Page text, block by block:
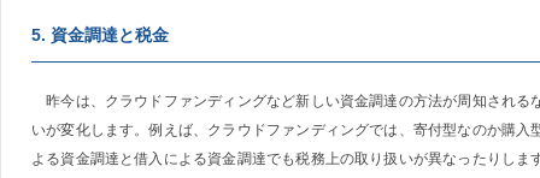
5. 資金調達と税金
昨今は、クラウドファンディングなど新しい資金調達の方法が周知される
いが変化します。例えば、クラウドファンディングでは、寄付型なのか購
よる資金調達と借入による資金調達でも税務上の取り扱いが異なったりし